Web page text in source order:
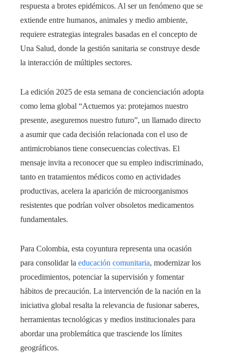
respuesta a brotes epidémicos. Al ser un fenómeno que se
extiende entre humanos, animales y medio ambiente,
requiere estrategias integrales basadas en el concepto de
Una Salud, donde la gestión sanitaria se construye desde
la interacción de múltiples sectores.
La edición 2025 de esta semana de concienciación adopta
como lema global “Actuemos ya: protejamos nuestro
presente, aseguremos nuestro futuro”, un llamado directo
a asumir que cada decisión relacionada con el uso de
antimicrobianos tiene consecuencias colectivas. El
mensaje invita a reconocer que su empleo indiscriminado,
tanto en tratamientos médicos como en actividades
productivas, acelera la aparición de microorganismos
resistentes que podrían volver obsoletos medicamentos
fundamentales.
Para Colombia, esta coyuntura representa una ocasión
para consolidar la educación comunitaria, modernizar los
procedimientos, potenciar la supervisión y fomentar
hábitos de precaución. La intervención de la nación en la
iniciativa global resalta la relevancia de fusionar saberes,
herramientas tecnológicas y medios institucionales para
abordar una problemática que trasciende los límites
geográficos.